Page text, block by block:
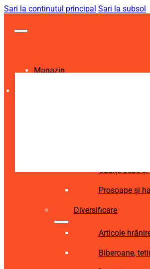
Sari la conținutul principal Sari la subsol
Magazin
Cădițe bebe
Prosoape și
Diversificare
Articole
Biberoane,